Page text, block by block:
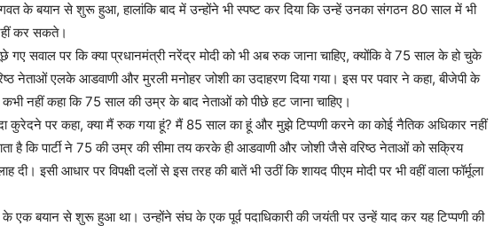
के बयान से शुरू हुआ, हालांकि बाद में उन्होंने भी स्पष्ट कर दिया कि उन्हें उनका संगठन 80 साल में भी
कर सकते।
गए सवाल पर कि क्या प्रधानमंत्री नरेंद्र मोदी को भी अब रुक जाना चाहिए, क्योंकि वे 75 साल के हो चुके
नेताओं एलके आडवाणी और मुरली मनोहर जोशी का उदाहरण दिया गया। इस पर पवार ने कहा, बीजेपी के
नहीं कहा कि 75 साल की उम्र के बाद नेताओं को पीछे हट जाना चाहिए।
कुरेदने पर कहा, क्या मैं रुक गया हूं? मैं 85 साल का हूं और मुझे टिप्पणी करने का कोई नैतिक अधिकार नहीं
है कि पार्टी ने 75 की उम्र की सीमा तय करके ही आडवाणी और जोशी जैसे वरिष्ठ नेताओं को सक्रिय
दी। इसी आधार पर विपक्षी दलों से इस तरह की बातें भी उठीं कि शायद पीएम मोदी पर भी वहीं वाला फॉर्मूला
एक बयान से शुरू हुआ था। उन्होंने संघ के एक पूर्व पदाधिकारी की जयंती पर उन्हें याद कर यह टिप्पणी की